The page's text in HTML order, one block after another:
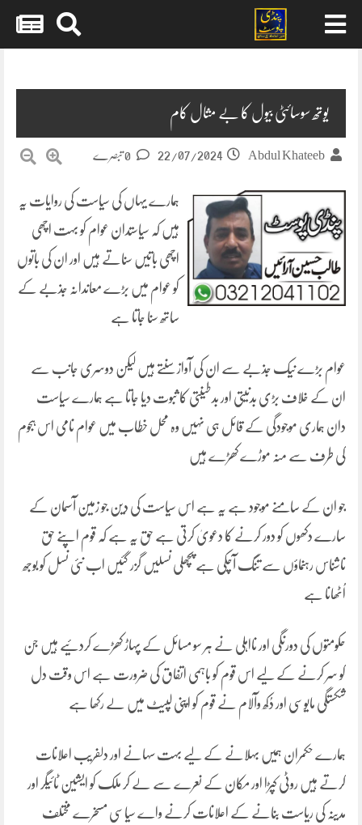
یوتھ سوسائٹی بیول کا بے مثال کام
Abdul Khateeb
22/07/2024
ہمارے یہاں کی سیاست کی روایات یہ
ہیں کہ سیاستدان عوام کو بہت اچھی
اچھی باتیں سناتے ہیں اور ان کی باتوں
کو عوام میں بڑے معاندانہ جذبے کے
ساتھ سنا جاتا ہے
عوام بڑے نیک جذبے سے ان کی آواز سنتے ہیں لیکن دوسری جانب سے
ان کے خلاف بڑی بدنیتی اور بدطینتی کا ثبوت دیا جاتا ہے ہمارے سیاست
دان ہماری موجودگی کے قائل ہی نہیں وہ محل خطاب میں عوام نامی اس ہجوم
کی طرف سے منہ موڑے کھڑے ہیں
جو ان کے سامنے موجود ہے یہ ہے اس سیاست کی دین جو زمین آسمان کے
سارے دکھوں کو دور کرنے کا دعویٰ کرتی ہے حق یہ ہے کہ قوم اپنے حق
ناشناس رہنماؤں سے تنگ آچکی ہے پچھلی نسلیں گزر گئیں اب نئی نسل کو بوجھ
اُٹھانا ہے
حکومتوں کی دورنگی اور نااہلی نے ہر سو مسائل کے پہاڑ کھڑے کردئیے ہیں جن
کو سر کرنے کے لیے اس قوم کو باہمی اتفاق کی ضرورت ہے اس وقت دل
شکستگی مایوسی اور دُکھ وآلام نے قوم کو اپنی لپیٹ میں لے رکھا ہے
ہمارے حکمران ہمیں بہلانے کے لیے بہت سہانے اور دلفریب اعلانات
کرتے ہیں روٹی کپڑا اور مکان کے نعرے سے لے کر ملک کو ایشین ٹائیگر اور
مدینہ کی ریاست بنانے کے اعلانات کرنے واے سیاسی مسخرے مختلف